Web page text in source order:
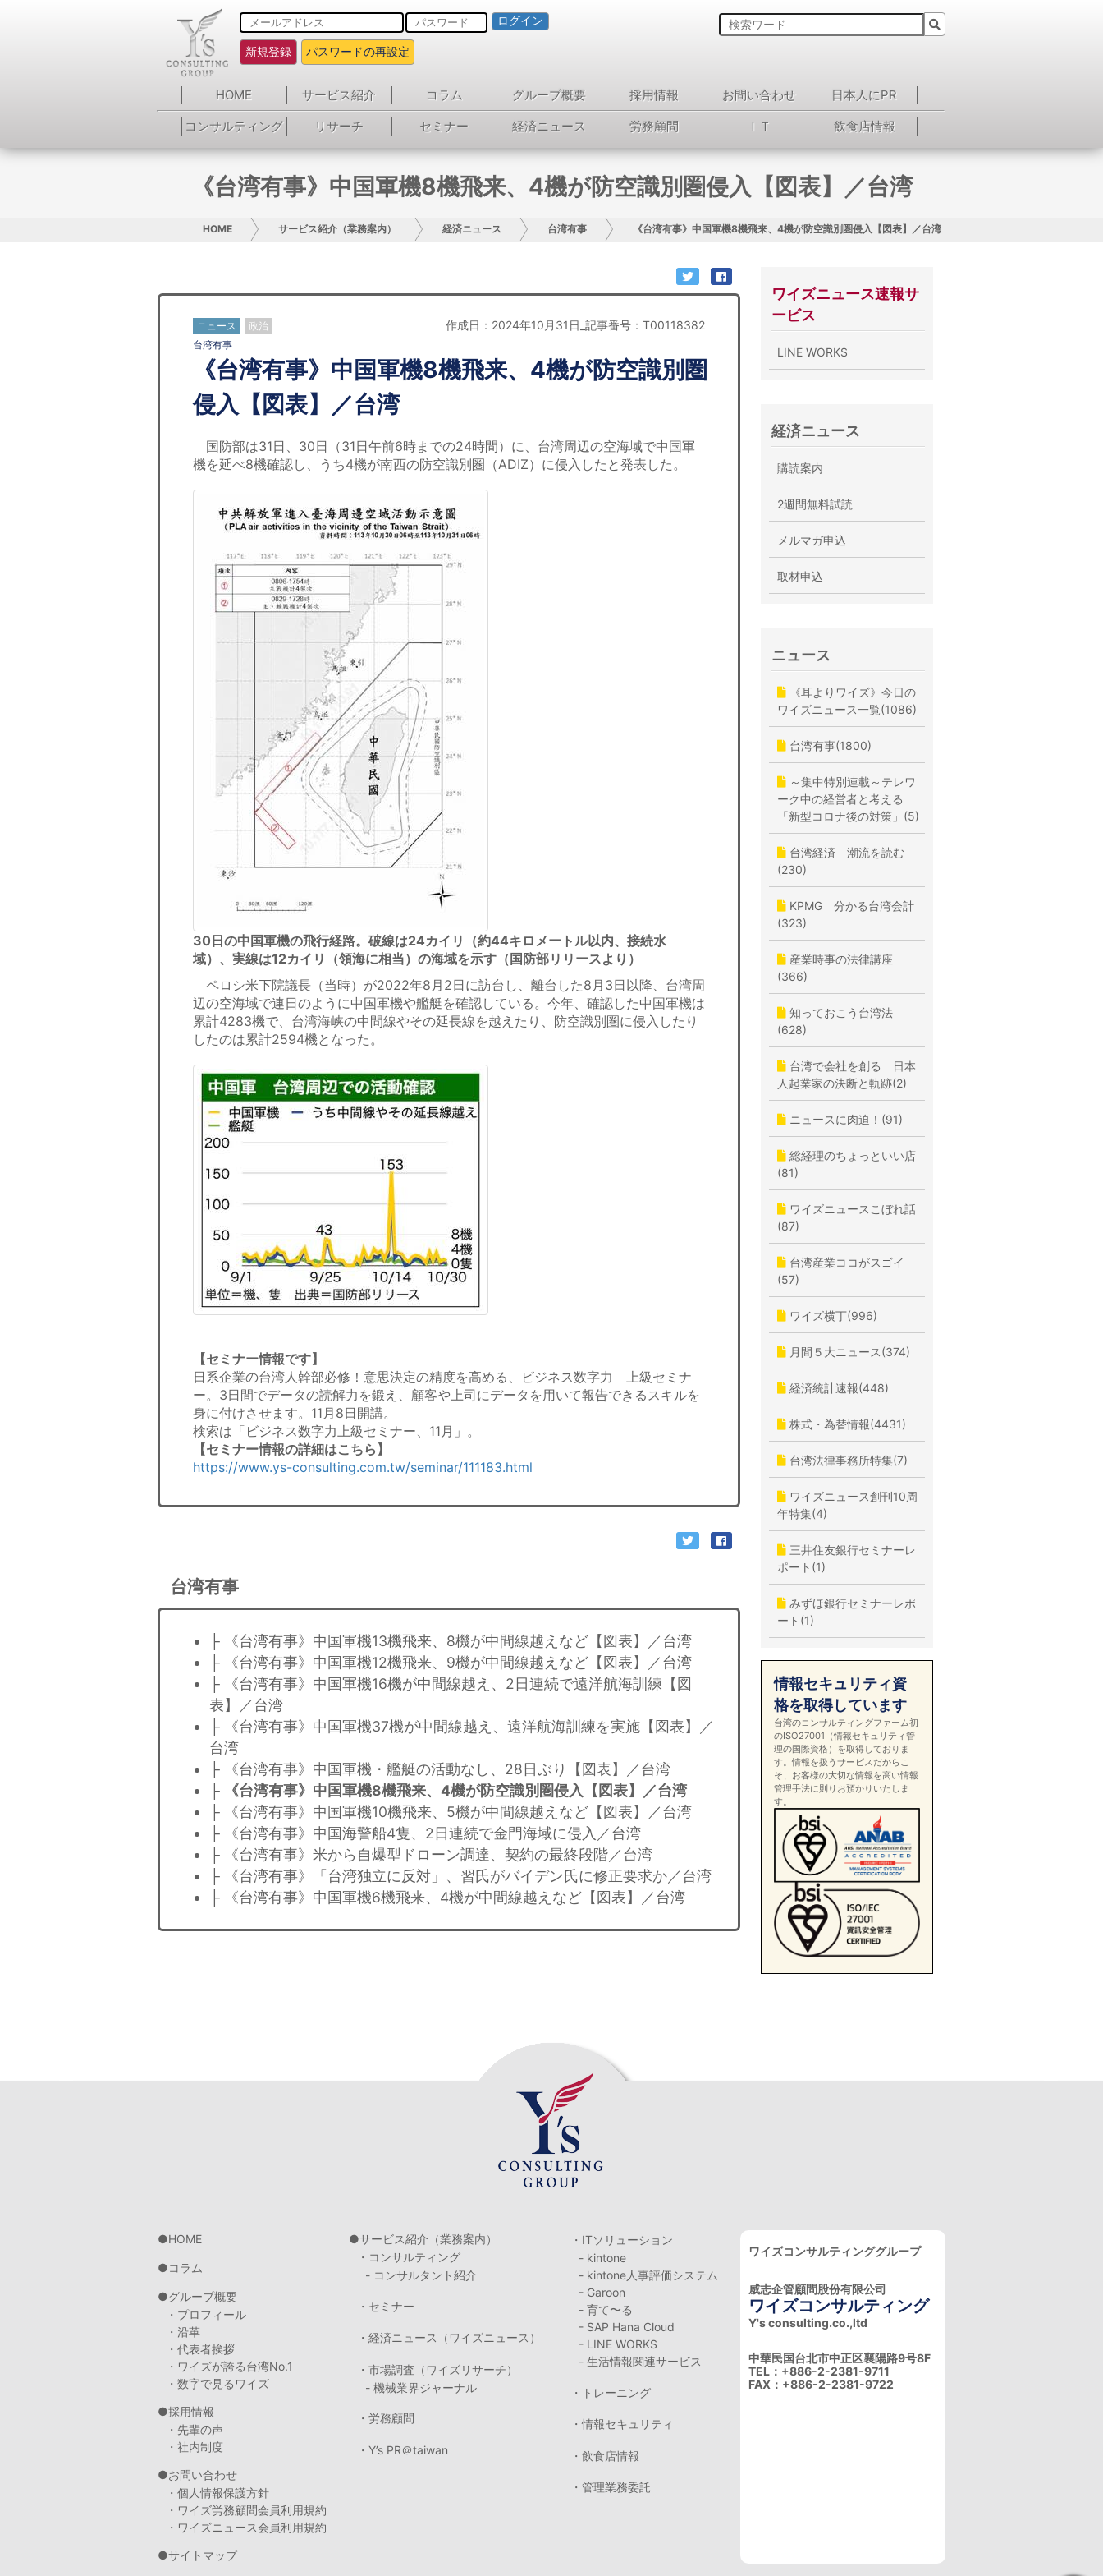
ログイン
新規登録 パスワードの再設定
HOME サービス紹介 コラム グループ概要 採用情報 お問い合わせ
日本人にPR
コンサルティング
リサーチ セミナー 経済ニュース 労務顧問 ＩＴ 飲食店情報
《台湾有事》中国軍機8機飛来、4機が防空識別圏侵入【図表】／台湾
HOME サービス紹介（業務案内） 経済ニュース 台湾有事 《台湾有事》中国軍機8機飛来、4機が防空識別圏侵入【図表】／台湾
ニュース 政治 作成日：2024年10月31日_記事番号：T00118382
台湾有事
《台湾有事》中国軍機8機飛来、4機が防空識別圏
侵入【図表】／台湾
国防部は31日、30日（31日午前6時までの24時間）に、台湾周辺の空海域で中国軍
機を延べ8機確認し、うち4機が南西の防空識別圏（ADIZ）に侵入したと発表した。
30日の中国軍機の飛行経路。破線は24カイリ（約44キロメートル以内、接続水
域）、実線は12カイリ（領海に相当）の海域を示す（国防部リリースより）
ペロシ米下院議長（当時）が2022年8月2日に訪台し、離台した8月3日以降、台湾周
辺の空海域で連日のように中国軍機や艦艇を確認している。今年、確認した中国軍機は
累計4283機で、台湾海峡の中間線やその延長線を越えたり、防空識別圏に侵入したり
したのは累計2594機となった。
【セミナー情報です】
日系企業の台湾人幹部必修！意思決定の精度を高める、ビジネス数字力 上級セミナ
ー。3日間でデータの読解力を鍛え、顧客や上司にデータを用いて報告できるスキルを
身に付けさせます。11月8日開講。
検索は「ビジネス数字力上級セミナー、11月」。
【セミナー情報の詳細はこちら】
https://www.ys-consulting.com.tw/seminar/111183.html
台湾有事
├ 《台湾有事》中国軍機13機飛来、8機が中間線越えなど【図表】／台湾
├ 《台湾有事》中国軍機12機飛来、9機が中間線越えなど【図表】／台湾
├ 《台湾有事》中国軍機16機が中間線越え、2日連続で遠洋航海訓練【図
表】／台湾
├ 《台湾有事》中国軍機37機が中間線越え、遠洋航海訓練を実施【図表】／
台湾
├ 《台湾有事》中国軍機・艦艇の活動なし、28日ぶり【図表】／台湾
├
《台湾有事》中国軍機8機飛来、4機が防空識別圏侵入【図表】／台湾
├ 《台湾有事》中国軍機10機飛来、5機が中間線越えなど【図表】／台湾
├ 《台湾有事》中国海警船4隻、2日連続で金門海域に侵入／台湾
├ 《台湾有事》米から自爆型ドローン調達、契約の最終段階／台湾
├ 《台湾有事》「台湾独立に反対」、習氏がバイデン氏に修正要求か／台湾
├ 《台湾有事》中国軍機6機飛来、4機が中間線越えなど【図表】／台湾
ワイズニュース速報サ
ービス
LINE WORKS
経済ニュース
購読案内
2週間無料試読
メルマガ申込
取材申込
ニュース
《耳よりワイズ》今日の
ワイズニュース一覧(1086)
台湾有事(1800)
～集中特別連載～テレワ
ーク中の経営者と考える
「新型コロナ後の対策」(5)
台湾経済 潮流を読む
(230)
KPMG 分かる台湾会計
(323)
産業時事の法律講座
(366)
知っておこう台湾法
(628)
台湾で会社を創る 日本
人起業家の決断と軌跡(2)
ニュースに肉迫！(91)
総経理のちょっといい店
(81)
ワイズニュースこぼれ話
(87)
台湾産業ココがスゴイ
(57)
ワイズ横丁(996)
月間５大ニュース(374)
経済統計速報(448)
株式・為替情報(4431)
台湾法律事務所特集(7)
ワイズニュース創刊10周
年特集(4)
三井住友銀行セミナーレ
ポート(1)
みずほ銀行セミナーレポ
ート(1)
情報セキュリティ資
格を取得しています
台湾のコンサルティングファーム初
のISO27001（情報セキュリティ管
理の国際資格）を取得しておりま
す。情報を扱うサービスだからこ
そ、お客様の大切な情報を高い情報
管理手法に則りお預かりいたしま
す。
HOME
コラム
グループ概要
・プロフィール
・沿革
・代表者挨拶
・ワイズが誇る台湾No.1
・数字で見るワイズ
採用情報
・先輩の声
・社内制度
お問い合わせ
・個人情報保護方針
・ワイズ労務顧問会員利用規約
・ワイズニュース会員利用規約
サイトマップ
サービス紹介（業務案内）
・コンサルティング
- コンサルタント紹介
・セミナー
・経済ニュース（ワイズニュース）
・市場調査（ワイズリサーチ）
- 機械業界ジャーナル
・労務顧問
・Y’s PR＠taiwan
・ITソリューション
- kintone
- kintone人事評価システム
- Garoon
- 育て〜る
- SAP Hana Cloud
- LINE WORKS
- 生活情報関連サービス
・トレーニング
・情報セキュリティ
・飲食店情報
・管理業務委託
ワイズコンサルティンググループ
威志企管顧問股份有限公司
ワイズコンサルティング
Y's consulting.co.,ltd
中華民国台北市中正区襄陽路9号8F
TEL：+886-2-2381-9711
FAX：+886-2-2381-9722